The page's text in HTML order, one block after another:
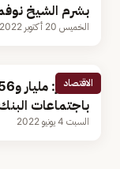
بشرم الشيخ
الخميس 20 أكتوبر 2022
الاقتصاد
باجتماعات
السبت 4 يونيو 2022